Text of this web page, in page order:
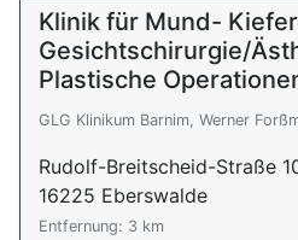
Klinik für Mund-
Gesichtschirurgie/
Plastische
GLG Klinikum Barnim, Werner
Rudolf-Breitscheid-Straße
16225 Eberswalde
Entfernung: 3 km